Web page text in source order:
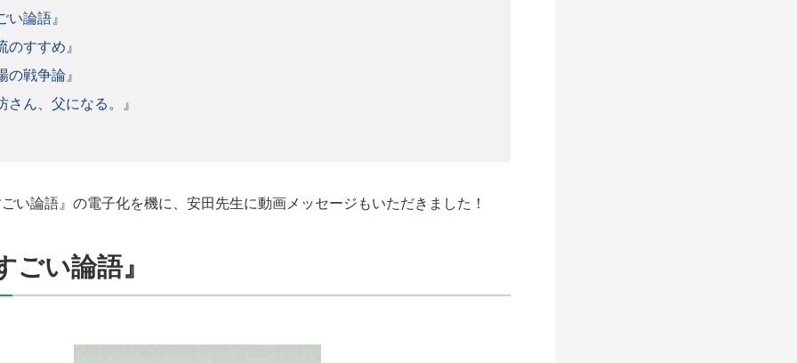
い論語』
のすすめ』
の戦争論』
さん、父になる。 』
い論語』の電子化を機に、安田先生に動画メッセージもいただきました！
ごい論語』